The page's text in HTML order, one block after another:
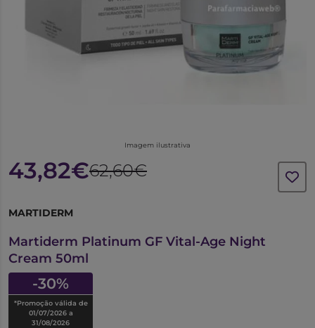
Imagem ilustrativa
43,82€62,60€
MARTIDERM
Martiderm Platinum GF Vital-Age Night
Cream 50ml
-30%
*Promoção válida de
01/07/2026 a
31/08/2026